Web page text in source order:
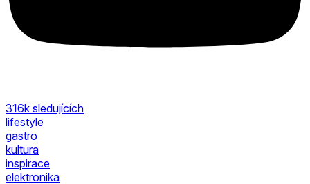
316k sledujících
lifestyle
gastro
kultura
inspirace
elektronika